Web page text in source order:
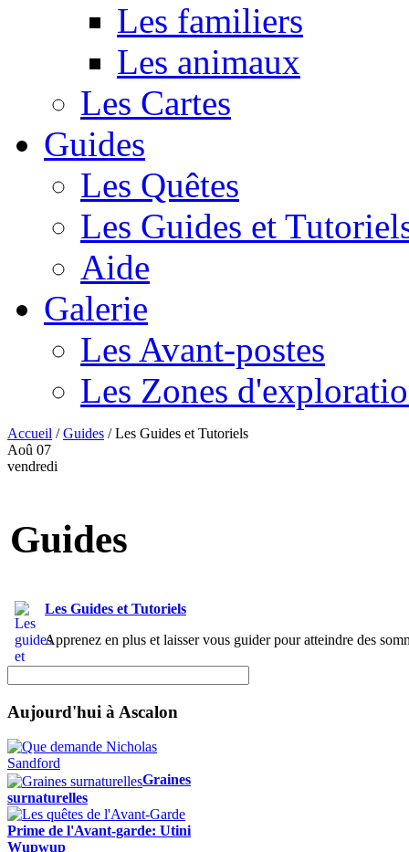
Les familiers
Les animaux
Les Cartes
Guides
Les Quêtes
Les Guides et
Aide
Galerie
Les Avant-postes
Les Zones
Accueil /Guides /Les Guides et Tutoriels
Aoû 07
vendredi
Guides
Les Guides et Tutoriels
Apprenez en plus et laisser vous guider pour atteindre des
Aujourd'hui à Ascalon
Graines
surnaturelles
Prime de l'Avant-garde: Utini
Wupwup